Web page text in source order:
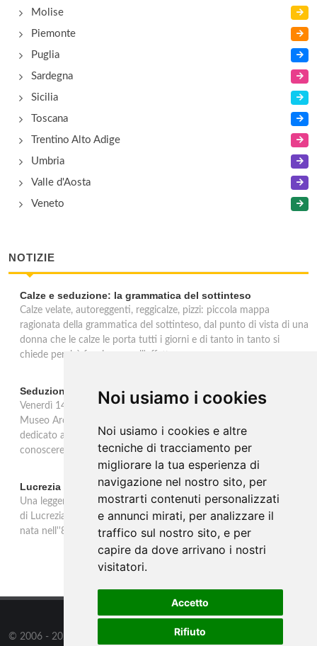
Noi usiamo i cookies
Noi usiamo i cookies e altre
tecniche di tracciamento per
migliorare la tua esperienza di
navigazione nel nostro sito, per
mostrarti contenuti personalizzati
e annunci mirati, per analizzare il
traffico sul nostro sito, e per
capire da dove arrivano i nostri
visitatori.
Accetto
Rifiuto
Molise
Piemonte
Puglia
Sardegna
Sicilia
Toscana
Trentino Alto Adige
Umbria
Valle d'Aosta
Veneto
NOTIZIE
Calze e seduzione: la grammatica del sottinteso
Calze velate, autoreggenti, reggicalze, pizzi: piccola mappa
ragionata della grammatica del sottinteso, dal punto di vista di una
donna che le calze le porta tutti i giorni e di tanto in tanto si
chiede perchè facciano quell'effetto.
Seduzioni. Il piacere sVelato
Venerdì 14 febbraio, in occasione della festa di San Valentino, il
Museo Archeologico Nazionale delle Marche propone un incontro
dedicato ad Afrodite tra mito e poesia, parole e immagini per
conoscere la dea nata dalla spuma del mare.
Lucrezia Borgia d'Este. Celebrazioni a 500 anni dalla morte
Una leggenda nera ancora adombra nel pensiero di molti la figura
di Lucrezia Borgia, a causa di una fortunata tradizione letteraria
nata nell''800 e fondata su infamie create ad arte nel '500.
© 2006 - 2026 all rights reserved.